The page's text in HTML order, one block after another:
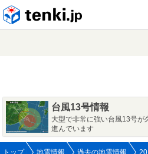
台風13号情報
大型で非常に強い台風13号が
進んでいます
トップ 地震情報 過去の地震情報